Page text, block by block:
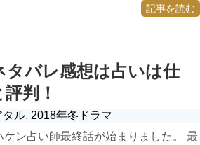
記事を読む
バレ感想は占いは仕
判！
タル, 2018年冬ドラマ
ン占い師最終話が始まりました。 最